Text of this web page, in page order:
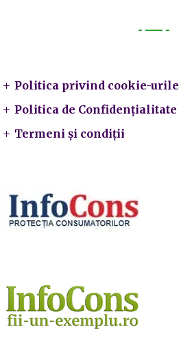
Politica privind cookie-urile
Politica de Confidențialitate
Termeni și condiții